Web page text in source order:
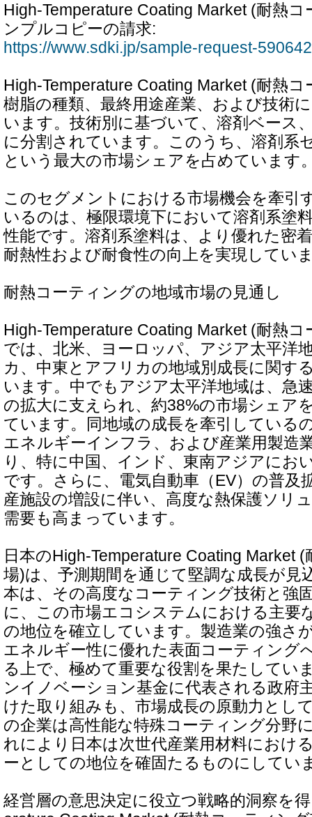
High-Temperature Coating Market (耐熱
ンプルコピーの請求:
https://www.sdki.jp/sample-request-
High-Temperature Coating Market (耐熱
樹脂の種類、最終用途産業、および技術
います。技術別に基づいて、溶剤ベース
に分割されています。このうち、溶剤系
という最大の市場シェアを占めています
このセグメントにおける市場機会を牽引
いるのは、極限環境下において溶剤系塗
性能です。溶剤系塗料は、より優れた密
耐熱性および耐食性の向上を実現してい
耐熱コーティングの地域市場の見通し
High-Temperature Coating Market (耐熱
では、北米、ヨーロッパ、アジア太平洋
カ、中東とアフリカの地域別成長に関す
います。中でもアジア太平洋地域は、急
の拡大に支えられ、約38%の市場シェア
ています。同地域の成長を牽引している
エネルギーインフラ、および産業用製造
り、特に中国、インド、東南アジアにお
です。さらに、電気自動車（EV）の普及
産施設の増設に伴い、高度な熱保護ソリ
需要も高まっています。
日本のHigh-Temperature Coating Market
場)は、予測期間を通じて堅調な成長が見
本は、その高度なコーティング技術と強
に、この市場エコシステムにおける主要
の地位を確立しています。製造業の強さ
エネルギー性に優れた表面コーティング
る上で、極めて重要な役割を果たしてい
ンイノベーション基金に代表される政府
けた取り組みも、市場成長の原動力とし
の企業は高性能な特殊コーティング分野
れにより日本は次世代産業用材料におけ
ーとしての地位を確固たるものにしてい
経営層の意思決定に役立つ戦略的洞察を